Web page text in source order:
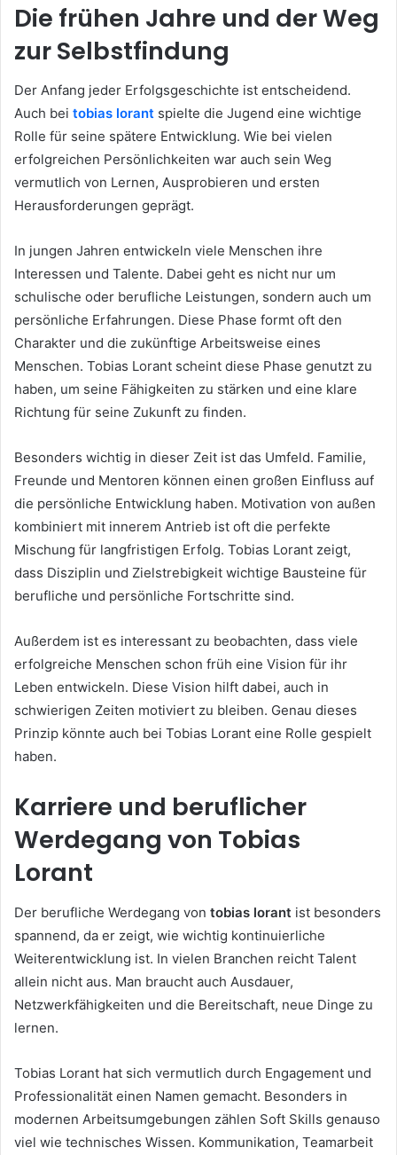
Die frühen Jahre und der Weg
zur Selbstfindung
Der Anfang jeder Erfolgsgeschichte ist entscheidend.
Auch bei tobias lorant spielte die Jugend eine wichtige
Rolle für seine spätere Entwicklung. Wie bei vielen
erfolgreichen Persönlichkeiten war auch sein Weg
vermutlich von Lernen, Ausprobieren und ersten
Herausforderungen geprägt.
In jungen Jahren entwickeln viele Menschen ihre
Interessen und Talente. Dabei geht es nicht nur um
schulische oder berufliche Leistungen, sondern auch um
persönliche Erfahrungen. Diese Phase formt oft den
Charakter und die zukünftige Arbeitsweise eines
Menschen. Tobias Lorant scheint diese Phase genutzt zu
haben, um seine Fähigkeiten zu stärken und eine klare
Richtung für seine Zukunft zu finden.
Besonders wichtig in dieser Zeit ist das Umfeld. Familie,
Freunde und Mentoren können einen großen Einfluss auf
die persönliche Entwicklung haben. Motivation von außen
kombiniert mit innerem Antrieb ist oft die perfekte
Mischung für langfristigen Erfolg. Tobias Lorant zeigt,
dass Disziplin und Zielstrebigkeit wichtige Bausteine für
berufliche und persönliche Fortschritte sind.
Außerdem ist es interessant zu beobachten, dass viele
erfolgreiche Menschen schon früh eine Vision für ihr
Leben entwickeln. Diese Vision hilft dabei, auch in
schwierigen Zeiten motiviert zu bleiben. Genau dieses
Prinzip könnte auch bei Tobias Lorant eine Rolle gespielt
haben.
Karriere und beruflicher
Werdegang von Tobias
Lorant
Der berufliche Werdegang von tobias lorant ist besonders
spannend, da er zeigt, wie wichtig kontinuierliche
Weiterentwicklung ist. In vielen Branchen reicht Talent
allein nicht aus. Man braucht auch Ausdauer,
Netzwerkfähigkeiten und die Bereitschaft, neue Dinge zu
lernen.
Tobias Lorant hat sich vermutlich durch Engagement und
Professionalität einen Namen gemacht. Besonders in
modernen Arbeitsumgebungen zählen Soft Skills genauso
viel wie technisches Wissen. Kommunikation, Teamarbeit